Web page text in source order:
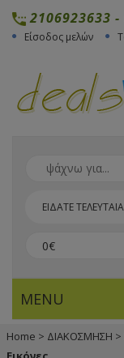
2106923633 -
Είσοδος μελών
ΕΙΔΑΤΕ ΤΕΛΕΥΤΑΙΑ
0€
MENU
Home > ΔΙΑΚΟΣΜΗΣΗ >